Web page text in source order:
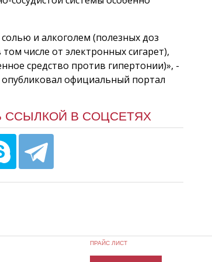
и алкоголем (полезных доз
числе от электронных сигарет),
средство против гипертонии)», -
официальный портал
ССЫЛКОЙ В СОЦСЕТЯХ
ПРАЙС ЛИСТ